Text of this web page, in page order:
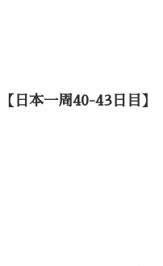
【日本一周40-43日目